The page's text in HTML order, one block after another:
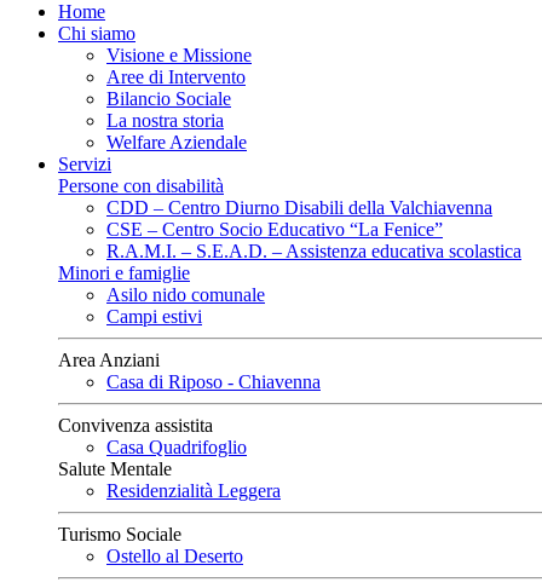
Home
Chi siamo
Visione e Missione
Aree di Intervento
Bilancio Sociale
La nostra storia
Welfare Aziendale
Servizi
Persone con disabilità
CDD – Centro Diurno Disabili della Valchiavenna
CSE – Centro Socio Educativo “La Fenice”
R.A.M.I. – S.E.A.D. – Assistenza educativa scolastica
Minori e famiglie
Asilo nido comunale
Campi estivi
Area Anziani
Casa di Riposo - Chiavenna
Convivenza assistita
Casa Quadrifoglio
Salute Mentale
Residenzialità Leggera
Turismo Sociale
Ostello al Deserto